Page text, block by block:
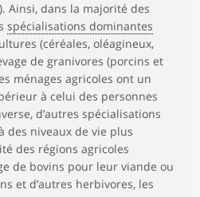
). Ainsi, dans la majorité des
spécialisations dominantes
(céréales, oléagineux,
de granivores (porcins et
ménages agricoles ont un
à celui des personnes
d’autres spécialisations
des niveaux de vie plus
des régions agricoles
de bovins pour leur viande ou
et d’autres herbivores, les